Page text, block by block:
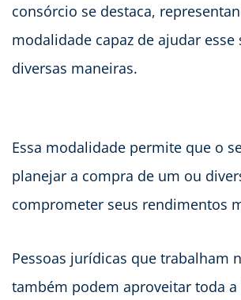
consórcio se destaca,
modalidade capaz de ajudar esse
diversas maneiras.
Essa modalidade permite que o
planejar a compra de um ou
comprometer seus rendimentos
Pessoas jurídicas que trabalham
também podem aproveitar toda